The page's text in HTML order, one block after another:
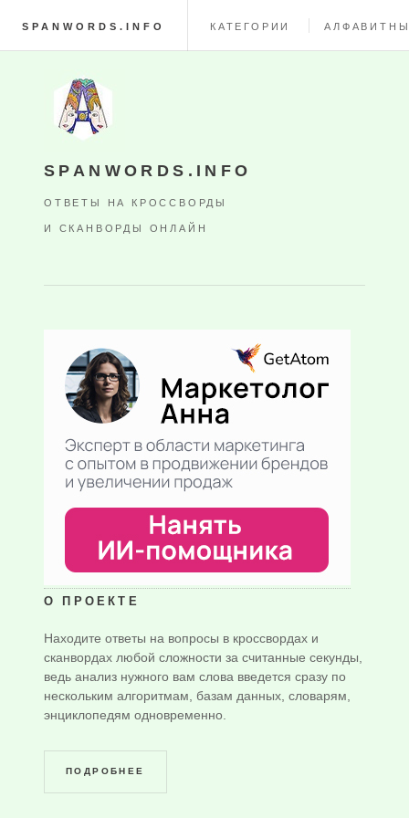
SPANWORDS.INFO КАТЕГОРИИ
SPANWORDS.INFO
ОТВЕТЫ НА КРОССВОРДЫ
И СКАНВОРДЫ ОНЛАЙН
О ПРОЕКТЕ
Находите ответы на вопросы в кроссвордах и
сканвордах любой сложности за считанные секунды,
ведь анализ нужного вам слова введется сразу по
нескольким алгоритмам, базам данных, словарям,
энциклопедям одновременно.
ПОДРОБНЕЕ